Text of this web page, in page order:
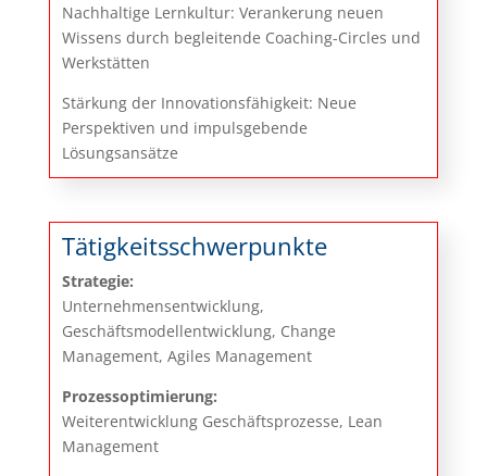
Nachhaltige Lernkultur: Verankerung neuen
Wissens durch begleitende Coaching-Circles und
Werkstätten
Stärkung der Innovationsfähigkeit: Neue
Perspektiven und impulsgebende
Lösungsansätze
Tätigkeitsschwerpunkte
Strategie:
Unternehmensentwicklung,
Geschäftsmodellentwicklung, Change
Management, Agiles Management
Prozessoptimierung:
Weiterentwicklung Geschäftsprozesse, Lean
Management